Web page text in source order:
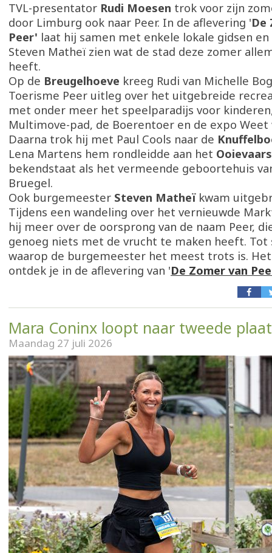
TVL-presentator Rudi Moesen trok voor zijn
door Limburg ook naar Peer. In de aflevering 'De
Peer' laat hij samen met enkele lokale gidsen
Steven Matheï zien wat de stad deze zomer
heeft.
Op de Breugelhoeve kreeg Rudi van Michelle
Toerisme Peer uitleg over het uitgebreide
met onder meer het speelparadijs voor
Multimove-pad, de Boerentoer en de expo
Daarna trok hij met Paul Cools naar de
Lena Martens hem rondleidde aan het
bekendstaat als het vermeende geboortehuis
Bruegel.
Ook burgemeester Steven Matheï kwam
Tijdens een wandeling over het vernieuwde
hij meer over de oorsprong van de naam Peer,
genoeg niets met de vrucht te maken heeft. Tot
waarop de burgemeester het meest trots is.
ontdek je in de aflevering van 'De Zomer van
Mara Coninx loopt naar tweede
Maandag 27 juli 2026